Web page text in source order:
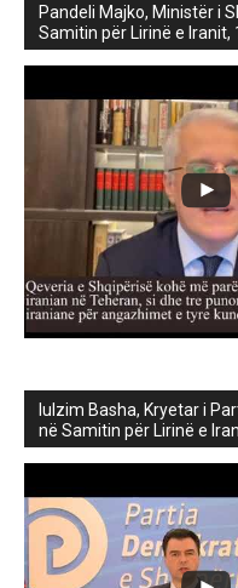
Pandeli Majko, Ministër i
Samitin për Lirinë e Iranit,
lulzim Basha, Kryetar i
në Samitin për Lirinë e